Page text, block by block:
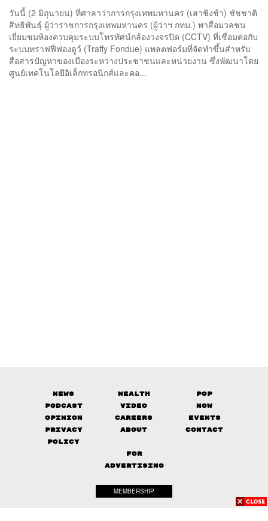
วันนี้ (2 มิถุนายน) ที่ศาลาว่าการกรุงเทพมหานคร (เสาชิงช้า) ชัชชาติ
สิทธิพันธุ์ ผู้ว่าราชการกรุงเทพมหานคร (ผู้ว่าฯ กทม.) พาสื่อมวลชน
เยี่ยมชมห้องควบคุมระบบโทรทัศน์กล้องวงจรปิด (CCTV) ที่เชื่อมต่อกับ
ระบบทราฟฟี่ฟองดูว์ (Traffy Fondue​) แพลตฟอร์มที่จัดทำขึ้นสำหรับ
สื่อสารปัญหาของเมืองระหว่างประชาชนและหน่วยงาน ซึ่งพัฒนาโดย
ศูนย์เทคโนโลยีอิเล็กทรอนิกส์และคอ...
News Wealth
Pop
Podcast
Video
Now
Opinion
Careers
Events
Privacy
Policy
About Contact
FOR
ADVERTISING
MEMBERSHIP